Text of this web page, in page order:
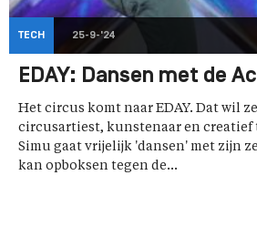
TECH 25-9-'24
EDAY: Dansen met de
Het circus komt naar EDAY. Dat wil
circusartiest, kunstenaar en
Simu gaat vrijelijk 'dansen' met zijn
kan opboksen tegen de...